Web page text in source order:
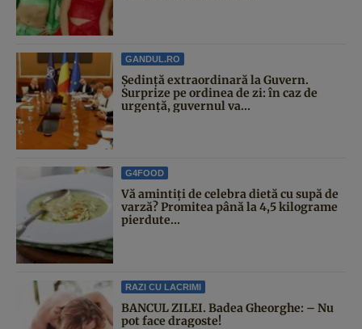
GANDUL.RO
Şedinţă extraordinară la Guvern.
Surprize pe ordinea de zi: în caz de
urgență, guvernul va...
G4FOOD
Vă amintiți de celebra dietă cu supă de
varză? Promitea până la 4,5 kilograme
pierdute...
RAZI CU LACRIMI
BANCUL ZILEI. Badea Gheorghe: – Nu
pot face dragoste!